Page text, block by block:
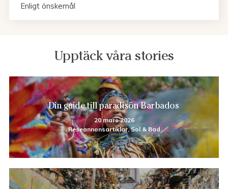
Enligt önskemål
Upptäck våra stories
Din guide till paradisön Barbados
20 mars 2026
Reseannonsartiklar, Sol & Bad